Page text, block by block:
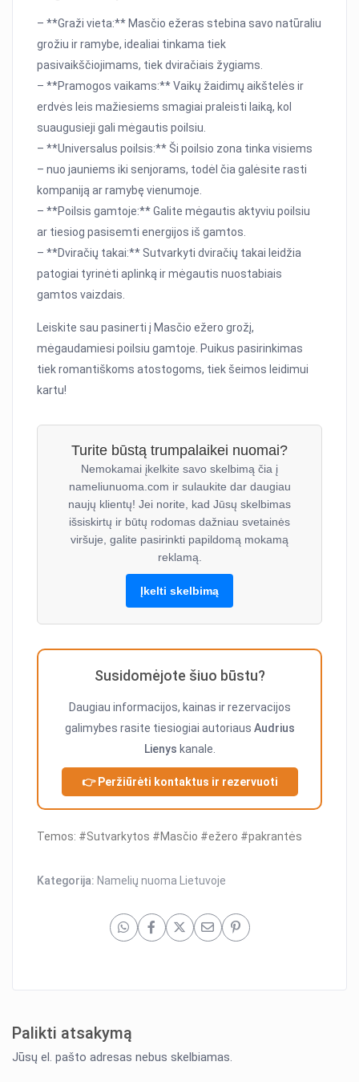
– **Graži vieta:** Masčio ežeras stebina savo natūraliu
grožiu ir ramybe, idealiai tinkama tiek
pasivaikščiojimams, tiek dviračiais žygiams.
– **Pramogos vaikams:** Vaikų žaidimų aikštelės ir
erdvės leis mažiesiems smagiai praleisti laiką, kol
suaugusieji gali mėgautis poilsiu.
– **Universalus poilsis:** Ši poilsio zona tinka visiems
– nuo jauniems iki senjorams, todėl čia galėsite rasti
kompaniją ar ramybę vienumoje.
– **Poilsis gamtoje:** Galite mėgautis aktyviu poilsiu
ar tiesiog pasisemti energijos iš gamtos.
– **Dviračių takai:** Sutvarkyti dviračių takai leidžia
patogiai tyrinėti aplinką ir mėgautis nuostabiais
gamtos vaizdais.
Leiskite sau pasinerti į Masčio ežero grožį,
mėgaudamiesi poilsiu gamtoje. Puikus pasirinkimas
tiek romantiškoms atostogoms, tiek šeimos leidimui
kartu!
Turite būstą trumpalaikei nuomai?
Nemokamai įkelkite savo skelbimą čia į
nameliunuoma.com ir sulaukite dar daugiau
naujų klientų! Jei norite, kad Jūsų skelbimas
išsiskirtų ir būtų rodomas dažniau svetainės
viršuje, galite pasirinkti papildomą mokamą
reklamą.
Įkelti skelbimą
Susidomėjote šiuo būstu?
Daugiau informacijos, kainas ir rezervacijos
galimybes rasite tiesiogiai autoriaus Audrius
Lienys kanale.
👉 Peržiūrėti kontaktus ir rezervuoti
Temos: #Sutvarkytos #Masčio #ežero #pakrantės
Kategorija: Namelių nuoma Lietuvoje
Palikti atsakymą
Jūsų el. pašto adresas nebus skelbiamas.